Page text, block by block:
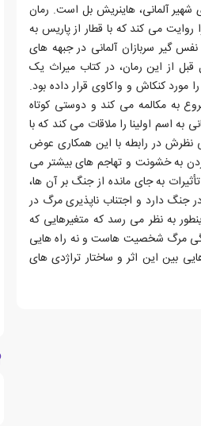
ی شهیر آلمانی، هاینریش بل است. رمان
روایت می کند که با قطار از پاریس به
گیر سربازان آلمانی در جبهه های
از این رمان، در کتاب میراث یک
تجربه را مورد کنکاش و واکاوی قرار داده بود.
به مکالمه می کند و دوستی کوتاه
اسم اولینا را ملاقات می کند که با
نظرش در رابطه با این همکاری عوض
به خشونت و تهاجم های بیشتر می
به جای مانده از جنگ بر آن ها،
جنگ دارد و اجتناب ناپذیری مرگ در
به نظر می رسد که متغیرهایی که
مرگ شخصیت هاست و نه راه هایی
بین این اثر و ساختار تراژدی های